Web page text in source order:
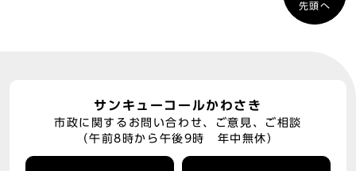
先頭へ
サンキューコールかわさき
市政に関するお問い合わせ、ご意見、ご相談
（午前8時から午後9時 年中無休）